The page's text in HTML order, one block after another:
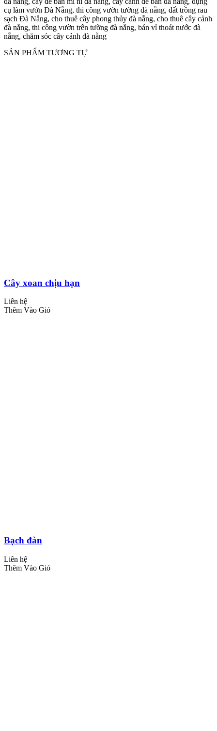
cụ làm vườn Đà Nẵng, thi công vườn tường đà nẵng, đất trồng rau
sạch Đà Nẵng, cho thuê cây phong thủy đà nẵng, cho thuê cây cảnh
đà nẵng, thi công vườn trên tường đà nẵng, bán vỉ thoát nước đà
nẵng, chăm sóc cây cảnh đà nẵng
SẢN PHẨM TƯƠNG TỰ
Cây xoan chịu hạn
Liên hệ
Thêm Vào Giỏ
Bạch đàn
Liên hệ
Thêm Vào Giỏ